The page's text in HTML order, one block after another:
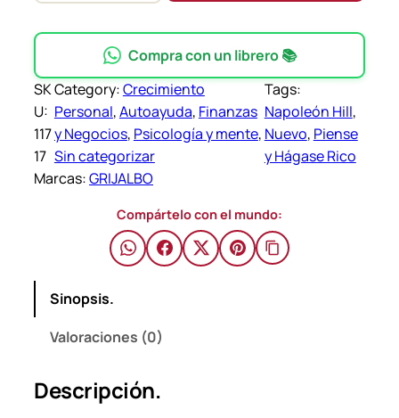
e
s
e
y
h
á
g
r
c
N
Compra con un librero 📚
SK
U:
117
17
Category:Crecimiento
Personal, Autoayuda, Finanzas
y Negocios, Psicología y mente
Sin categorizar
Tags:
Napoleón Hill
Nuevo, Piense
y Hágase Rico
Marcas:GRIJALBO
Compártelo con el mundo:
Sinopsis.
Valoraciones (0)
Descripción.